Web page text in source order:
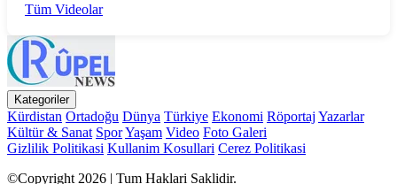
Tüm Videolar
Kategoriler
Kürdistan Ortadoğu Dünya Türkiye Ekonomi Röportaj Yazarlar
Kültür & Sanat SporYaşam Video Foto Galeri
Gizlilik Politikasi Kullanim Kosullari Cerez Politikasi
©Copyright 2026 | Tum Haklari Saklidir.